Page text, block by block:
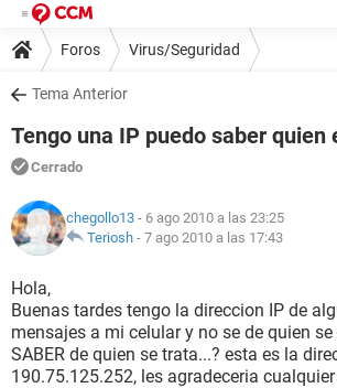
Foros Virus/Seguridad
Tema Anterior
Tengo una IP puedo saber quien
Cerrado
chegollo13 - 6 ago 2010 a las 23:25
Teriosh - 7 ago 2010 a las 17:43
Hola,
Buenas tardes tengo la direccion IP de
mensajes a mi celular y no se de quien se
SABER de quien se trata...? esta es la
190.75.125.252, les agradeceria